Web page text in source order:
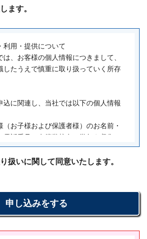
期間は、本科登録書・入学申込書
約書を作成し、本契約はその時点で
します。
のク-リング・オフ等)
間は書面によって契約を解除すること
除は、甲が契約を解除する旨を記載し
時より成立します。
供契約の解除に関する事項で、乙が
為をした事により誤認し契約の解除
は書面により契約を解除する事ができ
取った日から数えて８日間以内であ
。
項の規定に違反して法第48条第１項
続的役務提供契約の解除に関する事
とを告げる行為をしたことにより誤認
が法第44 条第３項の規定に違反して威
定継続的役務提供契約の解除を行わな
学究社が交付した法第48 条第１項の書
た日から起算して８日を経過するま
解除は、契約者が契約を解除する旨
賠償又は違約金の支払いを請求される
。
する事項
ます。
利用・提供について
、お客様の個人情報につきまして、
したうえで慎重に取り扱っていく所存
に関連し、当社では以下の個人情報
（お子様および保護者様）のお名前・
いたします。
サービス向上のため
理、学習相談、進路指導のため
扱いに関して同意いたします。